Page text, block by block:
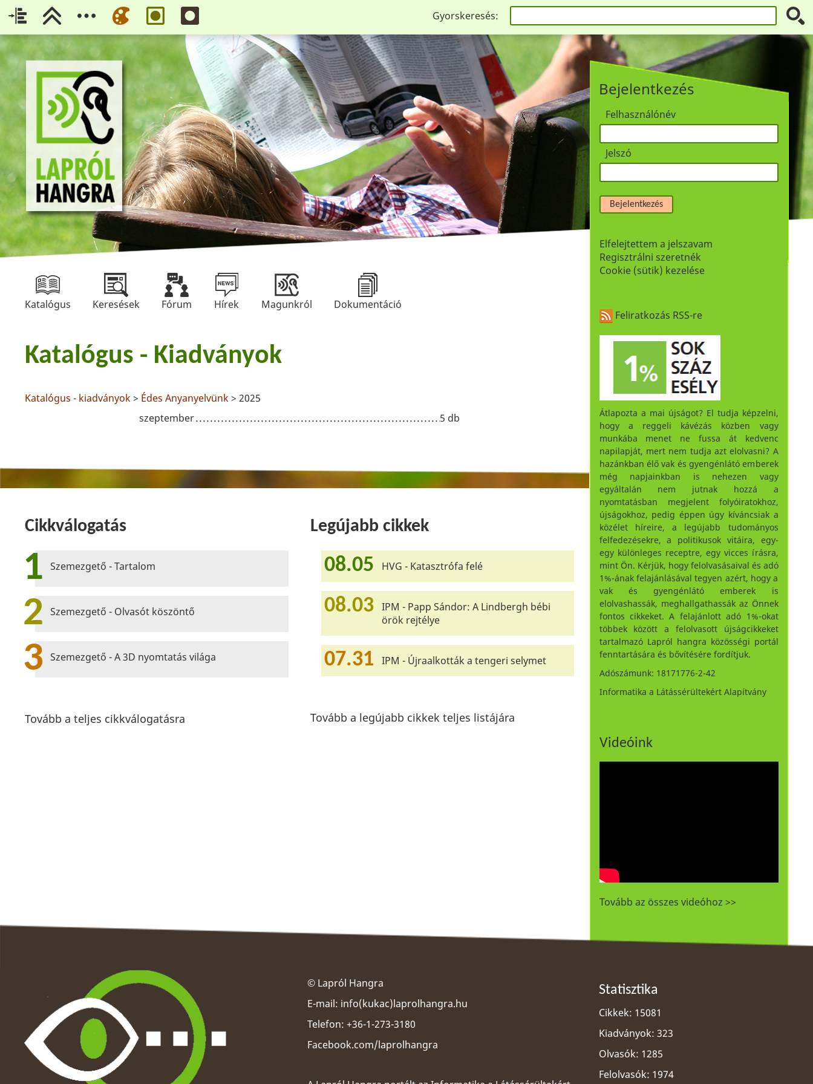
Gyorskeresés:
Bejelentkezés
Felhasználónév
Jelszó
Bejelentkezés
Elfelejtettem a jelszavam
Regisztrálni szeretnék
Cookie (sütik) kezelése
Katalógus Keresések Fórum Hírek Magunkról Dokumentáció
Katalógus - Kiadványok
Katalógus - kiadványok> Édes Anyanyelvünk> 2025
szeptember
5 db
Cikkválogatás
1 Szemezgető - Tartalom
2 Szemezgető - Olvasót köszöntő
3 Szemezgető - A 3D nyomtatás világa
Tovább a teljes cikkválogatásra
Legújabb cikkek
08.05 HVG - Katasztrófa felé
08.03
IPM - Papp Sándor: A Lindbergh bébi
örök rejtélye
07.31 IPM - Újraalkották a tengeri selymet
Tovább a legújabb cikkek teljes listájára
Feliratkozás RSS-re
Átlapozta a mai újságot? El tudja képzelni,
hogy a reggeli kávézás közben vagy
munkába menet ne fussa át kedvenc
napilapját, mert nem tudja azt elolvasni? A
hazánkban élő vak és gyengénlátó emberek
még napjainkban is nehezen vagy
egyáltalán nem jutnak hozzá a
nyomtatásban megjelent folyóiratokhoz,
újságokhoz, pedig éppen úgy kíváncsiak a
közélet híreire, a legújabb tudományos
felfedezésekre, a politikusok vitáira, egy-
egy különleges receptre, egy vicces írásra,
mint Ön. Kérjük, hogy felolvasásaival és adó
1%-ának felajánlásával tegyen azért, hogy a
vak és gyengénlátó emberek is
elolvashassák, meghallgathassák az Önnek
fontos cikkeket. A felajánlott adó 1%-okat
többek között a felolvasott újságcikkeket
tartalmazó Lapról hangra közösségi portál
fenntartására és bővítésére fordítjuk.
Adószámunk: 18171776-2-42
Informatika a Látássérültekért Alapítvány
Videóink
Tovább az összes videóhoz >>
© Lapról Hangra
E-mail: info(kukac)laprolhangra.hu
Telefon: +36-1-273-3180
Facebook.com/laprolhangra
Statisztika
Cikkek: 15081
Kiadványok: 323
Olvasók: 1285
Felolvasók: 1974